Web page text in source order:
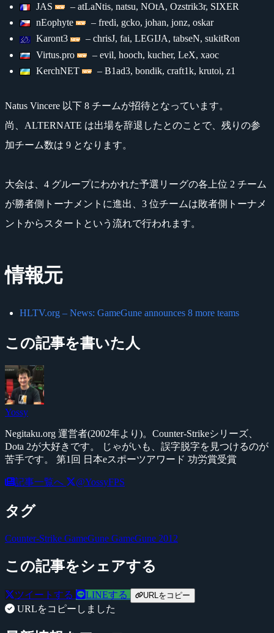
JAS
– atLaNtis, natsu, NOtA, Ozstrik3r, SIXER
nEophyte
– fredi, gcko, johan, jonz, oskar
Karont3
– chrisJ, fai, LEGIJA, tabseN, sukitRon
Virtus.pro
– evil, hooch, kucher, LeX, xaoc
KerchNET
– B1ad3, bondik, craft1k, krutoi, z1
Natus Vincere 以下 8 チームが招待となっています。
尚、ALTERNATE は出場を辞退したとのことで、残りの参
加チーム数は 9 となります。
大会は、4 グループにわかれた予選リーグの各上位 2 チーム
が勝者側トーナメントに進出、3 位チームは敗者側トーナメ
ントからスタートという流れで行われます。
情報元
HLTV.org – News: GameGune announces 8 more teams
この記事を書いた人
Yossy
Negitaku.org 運営者(2002年より)。Counter-Strikeシリーズ、
Dota 2が大好きです。 じゃがいも、誤字脱字を見つけるのが
苦手です。 第1回 日本eスポーツアワード 功労賞受賞
記事一覧へ @YossyFPS
タグ
Counter-Strike GameGune GameGune 2012
この記事をシェアする
ツイートする LINEする URLをコピー
URLをコピーしました